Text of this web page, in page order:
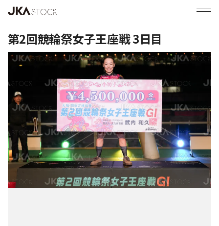
第2回競輪祭女子王座戦 3日目